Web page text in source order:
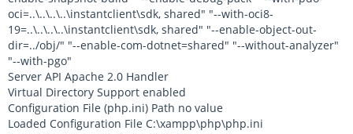
oci=..\..\..\..\instantclient\sdk, shared" "--with-oci8-
19=..\..\..\..\instantclient\sdk, shared" "--enable-object-out-
dir=../obj/" "--enable-com-dotnet=shared" "--without-analyzer"
"--with-pgo"
Server API Apache 2.0 Handler
Virtual Directory Support enabled
Configuration File (php.ini) Path no value
Loaded Configuration File C:\xampp\php\php.ini